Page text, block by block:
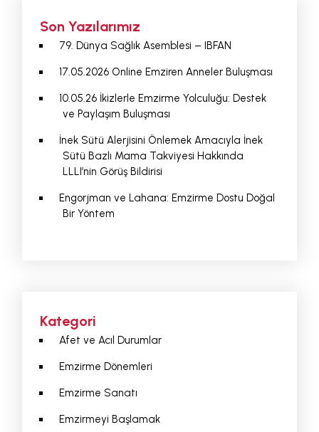
Son Yazılarımız
79. Dünya Sağlık Asemblesi – IBFAN
17.05.2026 Online Emziren Anneler Buluşması
10.05.26 İkizlerle Emzirme Yolculuğu: Destek
ve Paylaşım Buluşması
İnek Sütü Alerjisini Önlemek Amacıyla İnek
Sütü Bazlı Mama Takviyesi Hakkında
LLLI’nin Görüş Bildirisi
Engorjman ve Lahana: Emzirme Dostu Doğal
Bir Yöntem
Kategori
Afet ve Acıl Durumlar
Emzirme Dönemleri
Emzirme Sanatı
Emzirmeyi Başlamak